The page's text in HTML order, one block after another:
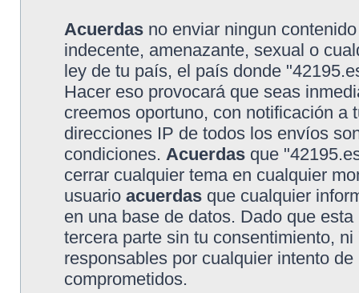
Acuerdas no enviar ningun
indecente, amenazante, sexual o
ley de tu país, el país donde
Hacer eso provocará que seas
creemos oportuno, con notificación a
direcciones IP de todos los envíos
condiciones. Acuerdas que
cerrar cualquier tema en cualquier
usuario acuerdas que cualquier
en una base de datos. Dado que
tercera parte sin tu consentimiento,
responsables por cualquier intento
comprometidos.